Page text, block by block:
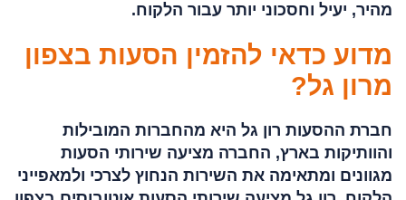
מהיר, יעיל וחסכוני יותר עבור הלקוח.
מדוע כדאי להזמין הסעות בצפון
מרון גל?
חברת ההסעות רון גל היא מהחברות המובילות
והוותיקות בארץ, החברה מציעה שירותי הסעות
מגוונים ומתאימה את השירות הנחוץ לצרכי ולמאפייני